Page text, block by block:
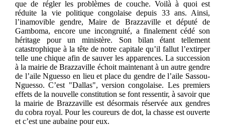
que de régler les problèmes de couche. Voilà à quoi est
réduite la vie politique congolaise depuis 33 ans. Ainsi,
l’inamovible gendre, Maire de Brazzaville et député de
Gamboma, encore une incongruité, a finalement cédé son
héritage pour un ministère. Son bilan étant tellement
catastrophique à la tête de notre capitale qu’il fallut l’extirper
telle une chique afin de sauver les apparences. La succession
à la mairie de Brazzaville échoit maintenant à un autre gendre
de l’aile Nguesso en lieu et place du gendre de l’aile Sassou-
Nguesso. C’est "Dallas", version congolaise. Les premiers
effets de la nouvelle constitution se font ressentir, à savoir que
la mairie de Brazzaville est désormais réservée aux gendres
du cobra royal. Pour les coureurs de dot, la chasse est ouverte
et c’est une aubaine pour eux.